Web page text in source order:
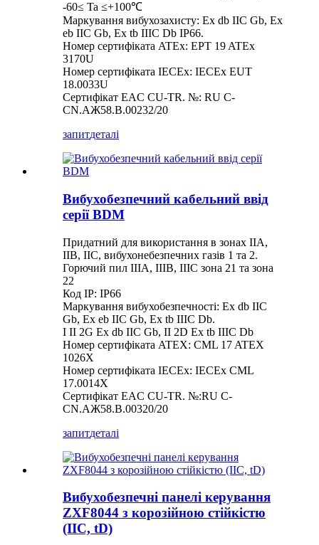
-60≤ Ta ≤+100℃
Маркування вибухозахисту: Ex db IIC Gb, Ex
eb IIC Gb, Ex tb IIIC Db IP66.
Номер сертифіката ATEx: EPT 19 ATEx
3170U
Номер сертифіката IECEx: IECEx EUT
18.0033U
Сертифікат EAC CU-TR. №: RU C-
CN.AЖ58.B.00232/20
запитдеталі
Вибухобезпечний кабельний ввід
серії BDM
Придатний для використання в зонах IIA,
IIB, IIC, вибухонебезпечних газів 1 та 2.
Горючий пил IIIA, IIIB, IIIC зона 21 та зона
22
Код IP: IP66
Маркування вибухобезпечності: Ex db IIC
Gb, Ex eb IIC Gb, Ex tb IIIC Db.
I II 2G Ex db IIC Gb, II 2D Ex tb IIIC Db
Номер сертифіката ATEX: CML 17 ATEX
1026X
Номер сертифіката IECEx: IECEx CML
17.0014X
Сертифікат EAC CU-TR. №:RU C-
CN.AЖ58.B.00320/20
запитдеталі
Вибухобезпечні панелі керування
ZXF8044 з корозійною стійкістю
(IIC, tD)